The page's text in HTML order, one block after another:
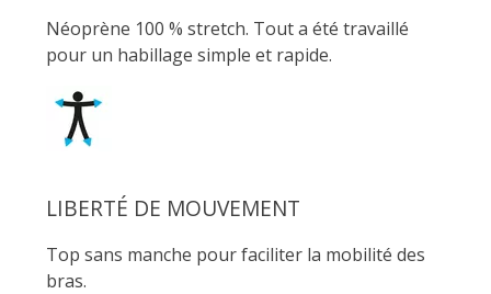
Néoprène 100 % stretch. Tout a été travaillé
pour un habillage simple et rapide.
LIBERTÉ DE MOUVEMENT
Top sans manche pour faciliter la mobilité des
bras.